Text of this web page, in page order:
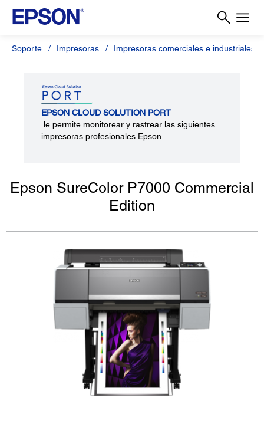
Soporte Impresoras Impresoras comerciales e industriales
EPSON CLOUD SOLUTION PORT
le permite monitorear y rastrear las siguientes
impresoras profesionales Epson.
Epson SureColor P7000 Commercial
Edition